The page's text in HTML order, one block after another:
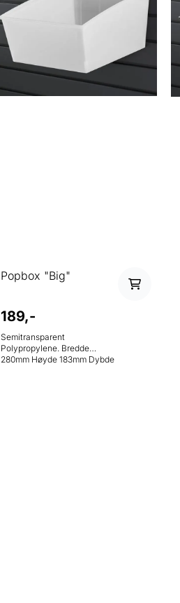
Popbox "Big"
189,-
Semitransparent
Polypropylene. Bredde
280mm Høyde 183mm Dybde